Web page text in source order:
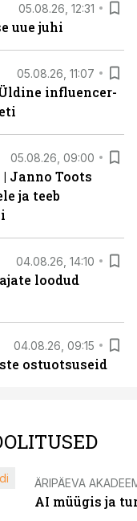
05.08.26, 12:31
uue juhi
05.08.26, 11:07
influencer-
05.08.26, 09:00
Janno Toots
ja teeb
04.08.26, 14:10
loodud
04.08.26, 09:15
ostuotsuseid
ÄRIPÄEVA
AI müügis ja